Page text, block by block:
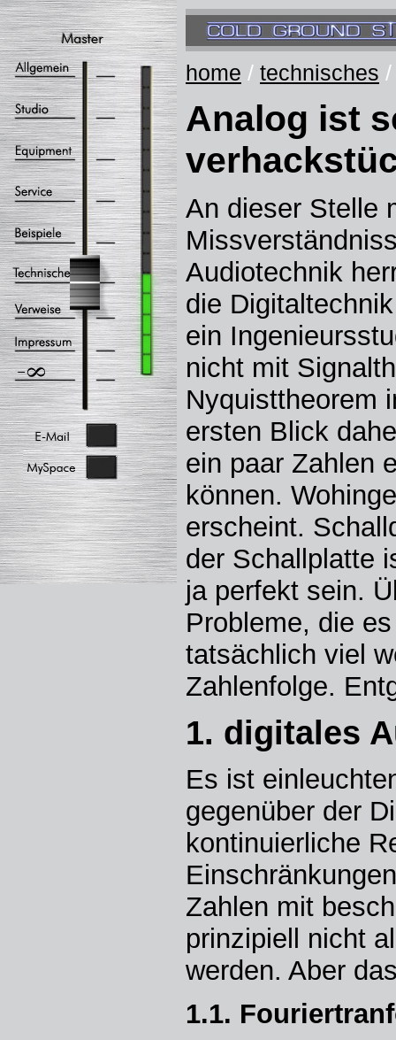
home / technisches /
Analog ist
An dieser Stelle
Audiotechnik
die
ein
nicht mit
Nyquisttheorem
ersten Blick
ein paar Zahlen
können.
erscheint.
der Schallplatte
ja perfekt sein.
Probleme, die
tatsächlich viel
Zahlenfolge.
1. digitales
Es ist
gegenüber der
kontinuierliche
Zahlen mit
prinzipiell nicht
werden. Aber
1.1.